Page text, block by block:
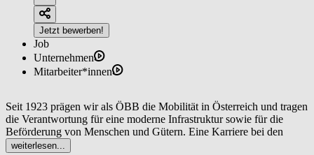
Jetzt bewerben!
Job
Unternehmen
Mitarbeiter*innen
Seit 1923 prägen wir als ÖBB die Mobilität in Österreich und tragen
die Verantwortung für eine moderne Infrastruktur sowie für die
Beförderung von Menschen und Gütern. Eine Karriere bei den
ÖBB ist nicht nur vielfältig, sondern auch sinnstiftend: Als größtes
weiterlesen...